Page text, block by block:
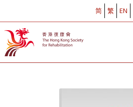
简 繁 EN